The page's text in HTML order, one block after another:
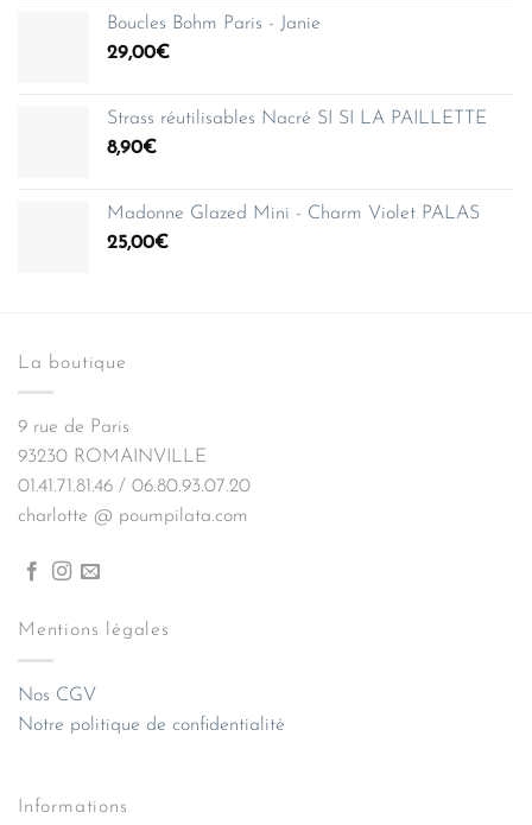
Boucles Bohm Paris - Janie
29,00€
Strass réutilisables Nacré SI SI LA PAILLETTE
8,90€
Madonne Glazed Mini - Charm Violet PALAS
25,00€
La boutique
9 rue de Paris
93230 ROMAINVILLE
01.41.71.81.46 / 06.80.93.07.20
charlotte @ poumpilata.com
Mentions légales
Nos CGV
Notre politique de confidentialité
Informations